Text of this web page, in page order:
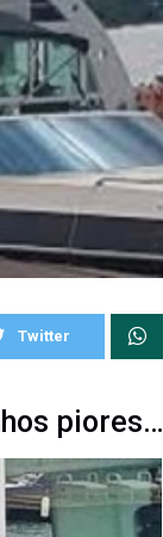
Twitter
piores…